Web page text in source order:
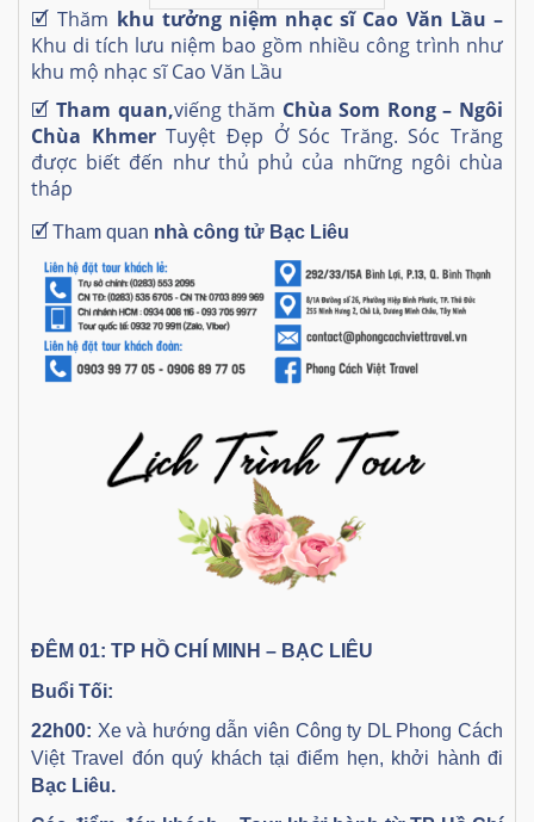
🗹 Thăm khu tưởng niệm nhạc sĩ Cao Văn Lầu –
Khu di tích lưu niệm bao gồm nhiều công trình như
khu mộ nhạc sĩ Cao Văn Lầu
🗹 Tham quan,viếng thăm Chùa Som Rong – Ngôi
Chùa KhmerTuyệt Đẹp Ở Sóc Trăng. Sóc Trăng
được biết đến như thủ phủ của những ngôi chùa
tháp
🗹 Tham quan nhà công tử Bạc Liêu
ĐÊM 01: TP HỒ CHÍ MINH – BẠC LIÊU
Buổi Tối:
22h00: Xe và hướng dẫn viên Công ty DL Phong Cách
Việt Travel đón quý khách tại điểm hẹn, khởi hành đi
Bạc Liêu.